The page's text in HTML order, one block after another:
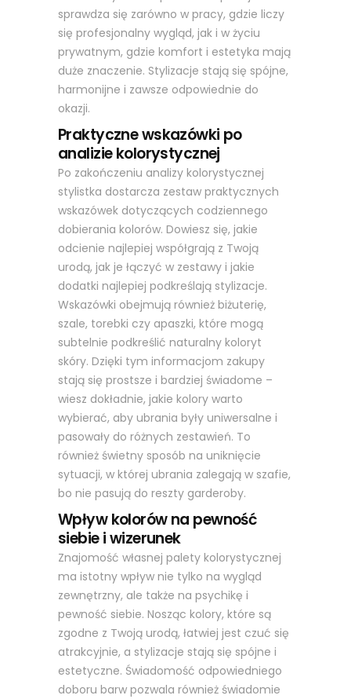
sprawdza się zarówno w pracy, gdzie liczy
się profesjonalny wygląd, jak i w życiu
prywatnym, gdzie komfort i estetyka mają
duże znaczenie. Stylizacje stają się spójne,
harmonijne i zawsze odpowiednie do
okazji.
Praktyczne wskazówki po
analizie kolorystycznej
Po zakończeniu analizy kolorystycznej
stylistka dostarcza zestaw praktycznych
wskazówek dotyczących codziennego
dobierania kolorów. Dowiesz się, jakie
odcienie najlepiej współgrają z Twoją
urodą, jak je łączyć w zestawy i jakie
dodatki najlepiej podkreślają stylizacje.
Wskazówki obejmują również biżuterię,
szale, torebki czy apaszki, które mogą
subtelnie podkreślić naturalny koloryt
skóry. Dzięki tym informacjom zakupy
stają się prostsze i bardziej świadome –
wiesz dokładnie, jakie kolory warto
wybierać, aby ubrania były uniwersalne i
pasowały do różnych zestawień. To
również świetny sposób na uniknięcie
sytuacji, w której ubrania zalegają w szafie,
bo nie pasują do reszty garderoby.
Wpływ kolorów na pewność
siebie i wizerunek
Znajomość własnej palety kolorystycznej
ma istotny wpływ nie tylko na wygląd
zewnętrzny, ale także na psychikę i
pewność siebie. Nosząc kolory, które są
zgodne z Twoją urodą, łatwiej jest czuć się
atrakcyjnie, a stylizacje stają się spójne i
estetyczne. Świadomość odpowiedniego
doboru barw pozwala również świadomie